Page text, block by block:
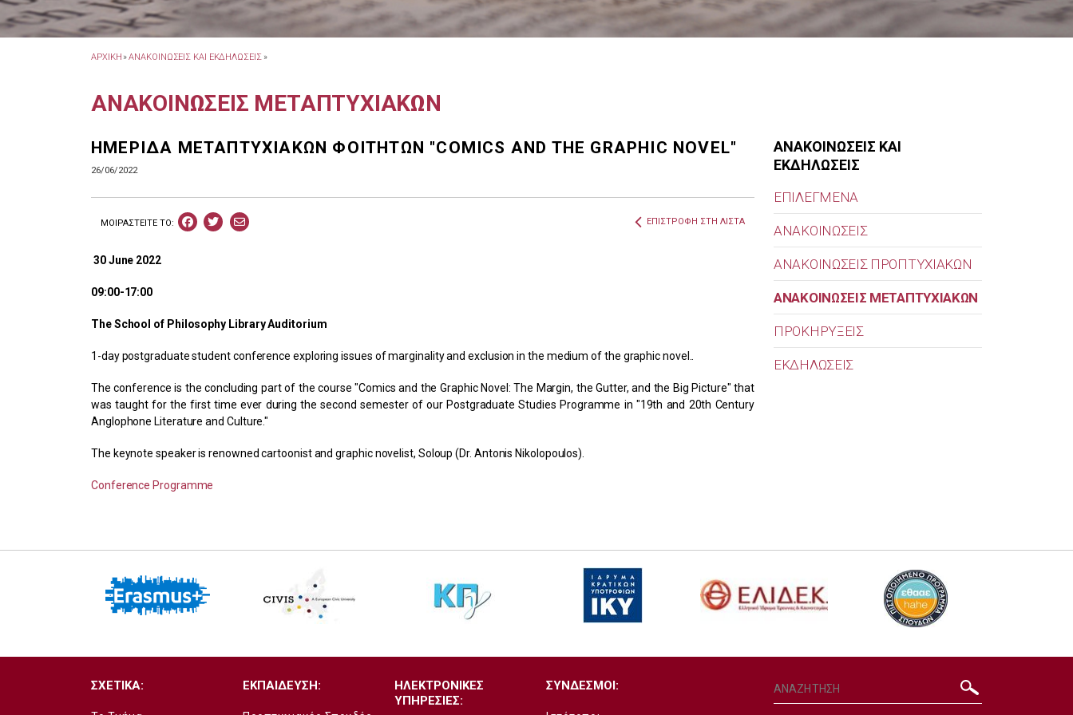
ΑΡΧΙΚΗ »ΑΝΑΚΟΙΝΩΣΕΙΣ ΚΑΙ ΕΚΔΗΛΩΣΕΙΣ »
ΑΝΑΚΟΙΝΩΣΕΙΣ ΜΕΤΑΠΤΥΧΙΑΚΩΝ
ΗΜΕΡΙΔΑ ΜΕΤΑΠΤΥΧΙΑΚΩΝ ΦΟΙΤΗΤΩΝ "COMICS AND THE GRAPHIC NOVEL"
26/06/2022
ΜΟΙΡΑΣΤEIΤΕ ΤΟ: ΕΠΙΣΤΡΟΦΗ ΣΤΗ ΛΙΣΤΑ
30 June 2022
09:00-17:00
The School of Philosophy Library Auditorium
1-day postgraduate student conference exploring issues of marginality and exclusion in the medium of the graphic novel..
The conference is the concluding part of the course "Comics and the Graphic Novel: The Margin, the Gutter, and the Big Picture" that
was taught for the first time ever during the second semester of our Postgraduate Studies Programme in "19th and 20th Century
Anglophone Literature and Culture."
The keynote speaker is renowned cartoonist and graphic novelist, Soloup (Dr. Antonis Nikolopoulos).
Conference Programme
ΑΝΑΚΟΙΝΩΣΕΙΣ ΚΑΙ
ΕΚΔΗΛΩΣΕΙΣ
ΕΠΙΛΕΓΜΕΝΑ
ΑΝΑΚΟΙΝΩΣΕΙΣ
ΑΝΑΚΟΙΝΩΣΕΙΣ ΠΡΟΠΤΥΧΙΑΚΩΝ
ΑΝΑΚΟΙΝΩΣΕΙΣ ΜΕΤΑΠΤΥΧΙΑΚΩΝ
ΠΡΟΚΗΡΥΞΕΙΣ
ΕΚΔΗΛΩΣΕΙΣ
ΣΧΕΤΙΚΑ: ΕΚΠΑΙΔΕΥΣΗ:
ΗΛΕΚΤΡΟΝΙΚΕΣ
ΥΠΗΡΕΣΙΕΣ:
ΣΥΝΔΕΣΜΟΙ: